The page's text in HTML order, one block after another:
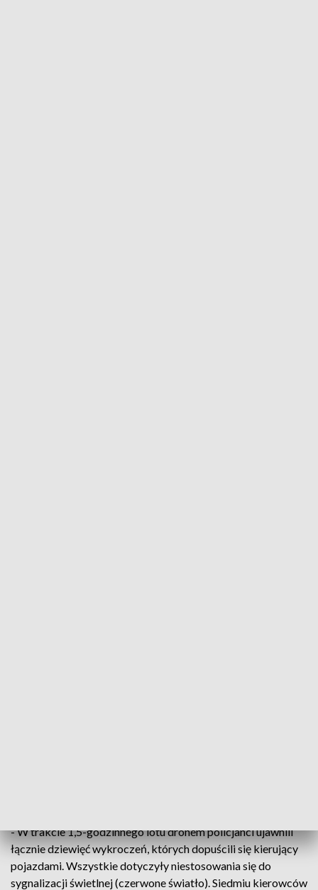
- W trakcie 1,5-godzinnego lotu dronem policjanci ujawnili
łącznie dziewięć wykroczeń, których dopuścili się kierujący
pojazdami. Wszystkie dotyczyły niestosowania się do
sygnalizacji świetlnej (czerwone światło). Siedmiu kierowców